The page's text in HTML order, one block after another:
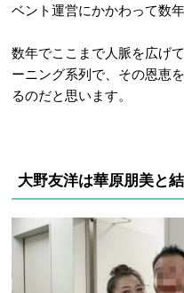
ベント運営にかかわって数
数年でここまで人脈を広げ
ーニング系列で、その恩恵
るのだと思います。
大野友洋は華原朋美と